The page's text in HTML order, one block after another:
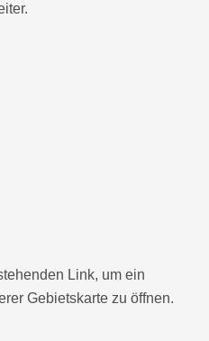
Link, um ein
Gebietskarte zu öffnen.